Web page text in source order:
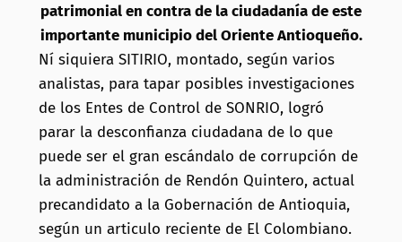
patrimonial en contra de la ciudadanía de este
importante municipio del Oriente Antioqueño.
Ní siquiera SITIRIO, montado, según varios
analistas, para tapar posibles investigaciones
de los Entes de Control de SONRIO, logró
parar la desconfianza ciudadana de lo que
puede ser el gran escándalo de corrupción de
la administración de Rendón Quintero, actual
precandidato a la Gobernación de Antioquia,
según un articulo reciente de El Colombiano.